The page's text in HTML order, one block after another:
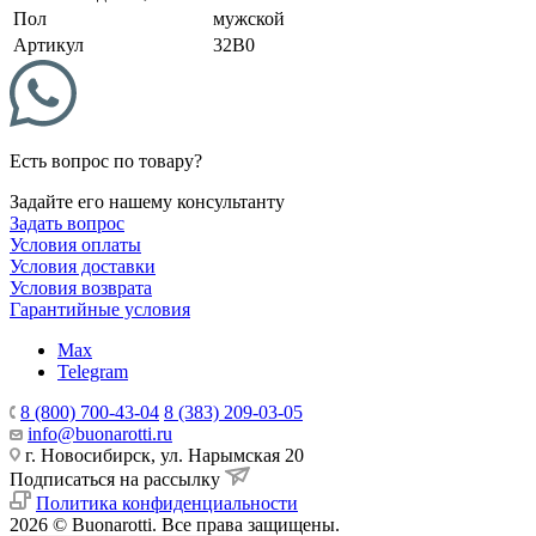
Пол
мужской
Артикул
32B0
Есть вопрос по товару?
Задайте его нашему консультанту
Задать вопрос
Условия оплаты
Условия доставки
Условия возврата
Гарантийные условия
Max
Telegram
8 (800) 700-43-04 8 (383) 209-03-05
info@buonarotti.ru
г. Новосибирск, ул. Нарымская 20
Подписаться на рассылку
Политика конфиденциальности
2026 © Buonarotti. Все права защищены.